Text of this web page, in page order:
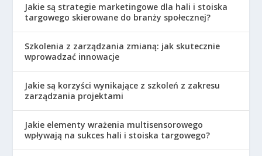
Jakie są strategie marketingowe dla hali i stoiska
targowego skierowane do branży społecznej?
Szkolenia z zarządzania zmianą: jak skutecznie
wprowadzać innowacje
Jakie są korzyści wynikające z szkoleń z zakresu
zarządzania projektami
Jakie elementy wrażenia multisensorowego
wpływają na sukces hali i stoiska targowego?